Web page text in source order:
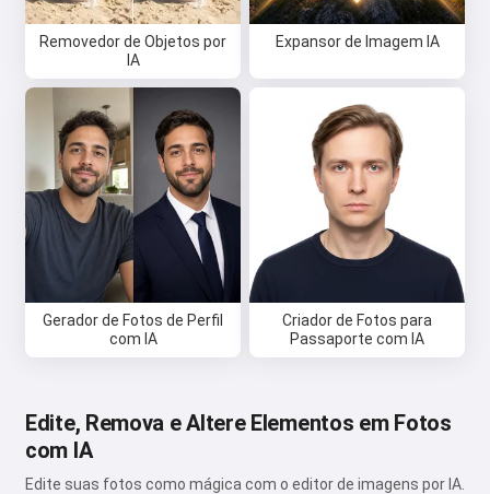
Removedor de Objetos por
IA
Expansor de Imagem IA
Gerador de Fotos de Perfil
com IA
Criador de Fotos para
Passaporte com IA
Edite, Remova e Altere Elementos em Fotos
com IA
Edite suas fotos como mágica com o editor de imagens por IA.